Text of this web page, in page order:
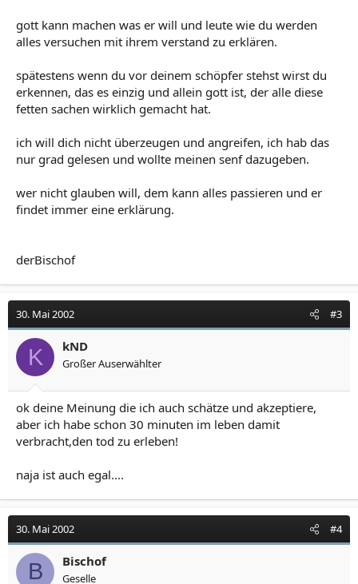
gott kann machen was er will und leute wie du werden
alles versuchen mit ihrem verstand zu erklären.
spätestens wenn du vor deinem schöpfer stehst wirst du
erkennen, das es einzig und allein gott ist, der alle diese
fetten sachen wirklich gemacht hat.
ich will dich nicht überzeugen und angreifen, ich hab das
nur grad gelesen und wollte meinen senf dazugeben.
wer nicht glauben will, dem kann alles passieren und er
findet immer eine erklärung.
derBischof
30. Mai 2002 #3
K kND
Großer Auserwählter
ok deine Meinung die ich auch schätze und akzeptiere,
aber ich habe schon 30 minuten im leben damit
verbracht,den tod zu erleben!
naja ist auch egal....
30. Mai 2002 #4
B Bischof
Geselle